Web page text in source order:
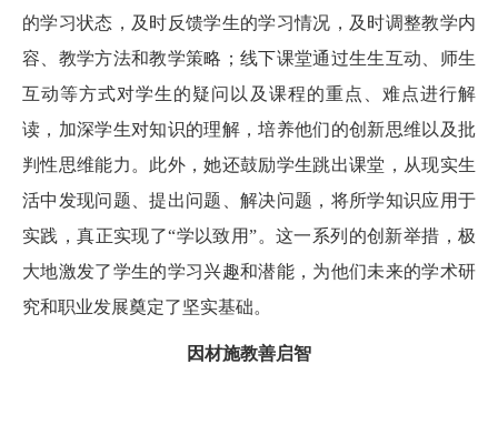
的学习状态，及时反馈学生的学习情况，及时调整教学内
容、教学方法和教学策略；线下课堂通过生生互动、师生
互动等方式对学生的疑问以及课程的重点、难点进行解
读，加深学生对知识的理解，培养他们的创新思维以及批
判性思维能力。此外，她还鼓励学生跳出课堂，从现实生
活中发现问题、提出问题、解决问题，将所学知识应用于
实践，真正实现了“学以致用”。这一系列的创新举措，极
大地激发了学生的学习兴趣和潜能，为他们未来的学术研
究和职业发展奠定了坚实基础。
因材施教善启智